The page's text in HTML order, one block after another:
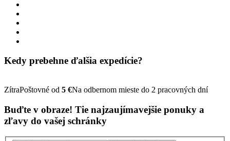
Kedy prebehne ďalšia expedície?
ZítraPoštovné od 5 €Na odbernom mieste do 2 pracovných dní
Buďte v obraze! Tie najzaujímavejšie ponuky a
zľavy do vašej schránky